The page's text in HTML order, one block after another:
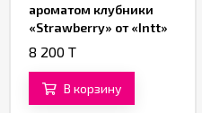
ароматом клубники
«Strawberry» от «Intt»
(30 ML)
8 200 T
В корзину